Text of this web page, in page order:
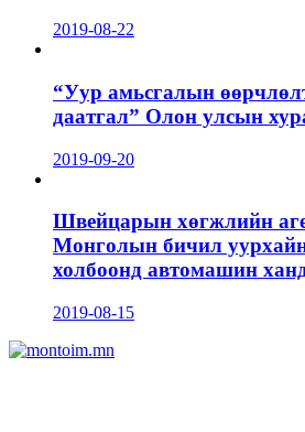
2019-08-22
“Уур амьсгалын
даатгал” Олон улсын
2019-09-20
Швейцарын хөгжлийн
Монголын бичил уурхайн
холбоонд автомашин
2019-08-15